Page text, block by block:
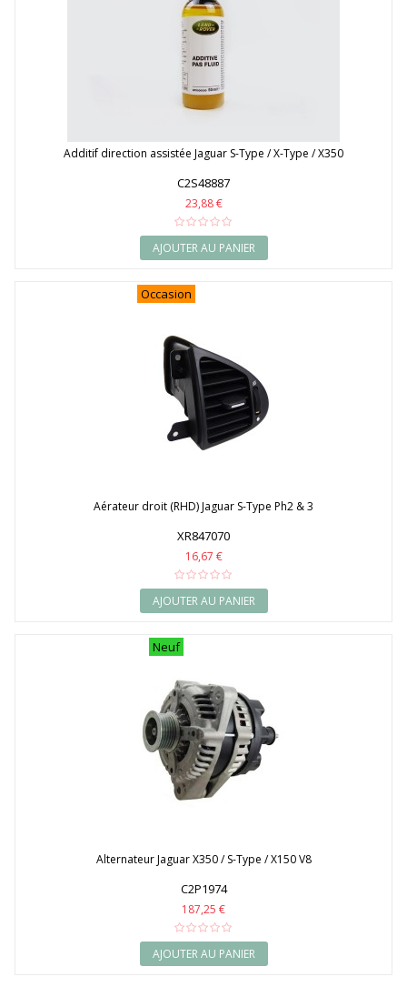
Additif direction assistée Jaguar S-Type / X-Type / X350
C2S48887
23,88 €
AJOUTER AU PANIER
Occasion
Aérateur droit (RHD) Jaguar S-Type Ph2 & 3
XR847070
16,67 €
AJOUTER AU PANIER
Neuf
Alternateur Jaguar X350 / S-Type / X150 V8
C2P1974
187,25 €
AJOUTER AU PANIER